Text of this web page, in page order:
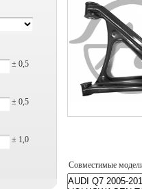
± 0,5
± 0,5
± 1,0
Совместимые